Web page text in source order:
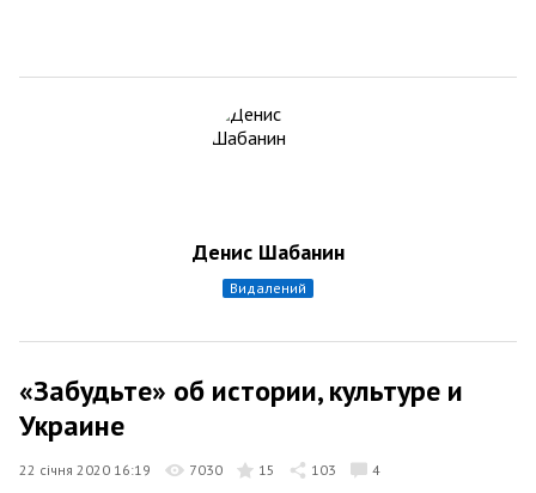
Денис Шабанин
видалений
«Забудьте» об истории, культуре и
Украине
22 січня 2020 16:19 7030 15 103 4